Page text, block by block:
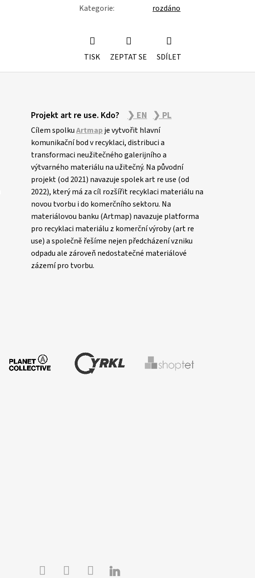
Kategorie: rozdáno
TISK ZEPTAT SE SDÍLET
Projekt art re use. Kdo? ❯ EN ❯ PL
Cílem spolkuArtmapje vytvořit hlavní
komunikační bod v recyklaci, distribuci a
transformaci neužitečného galerijního a
výtvarného materiálu na užitečný. Na původní
projekt (od 2021) navazuje spolek art re use (od
2022), který má za cíl rozšířit recyklaci materiálu na
novou tvorbu i do komerčního sektoru. Na
materiálovou banku (Artmap) navazuje platforma
pro recyklaci materiálu z komerční výroby (art re
use) a společně řešíme nejen předcházení vzniku
odpadu ale zároveň nedostatečné materiálové
zázemí pro tvorbu.
